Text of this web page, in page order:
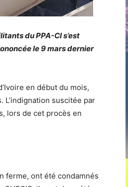
du PPA-CI s’est
le 9 mars dernier
en début du mois,
L’indignation suscitée par
lors de cet procès en
ferme, ont été condamnés